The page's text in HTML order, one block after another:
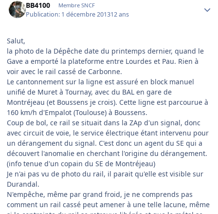
BB4100 Membre SNCF
Publication: 1 décembre 201312 ans
Salut,
la photo de la Dépêche date du printemps dernier, quand le
Gave a emporté la plateforme entre Lourdes et Pau. Rien à
voir avec le rail cassé de Carbonne.
Le cantonnement sur la ligne est assuré en block manuel
unifié de Muret à Tournay, avec du BAL en gare de
Montréjeau (et Boussens je crois). Cette ligne est parcourue à
160 km/h d'Empalot (Toulouse) à Boussens.
Coup de bol, ce rail se situait dans la ZAp d'un signal, donc
avec circuit de voie, le service électrique étant intervenu pour
un dérangement du signal. C'est donc un agent du SE qui a
découvert l'anomalie en cherchant l'origine du dérangement.
(info tenue d'un copain du SE de Montréjeau)
Je n'ai pas vu de photo du rail, il parait qu'elle est visible sur
Durandal.
N'empêche, même par grand froid, je ne comprends pas
comment un rail cassé peut amener à une telle lacune, même